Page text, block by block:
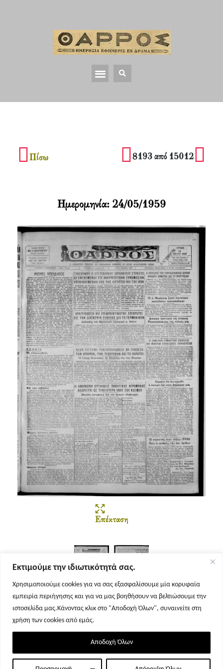
Εκτιμούμε την ιδιωτικότητά σας.
Χρησιμοποιούμε cookies για να σας εξασφαλίσουμε μία κορυφαία
εμπειρία περιήγησης και για να μας βοηθήσουν να βελτιώσουμε την
ιστοσελίδα μας.Κάνοντας κλικ στο "Αποδοχή Όλων", συναινείτε στη
χρήση των cookies από εμάς.
Αποδοχή Όλων
Πίσω 8193 από 15012
Επέκταση
Σελίδα 1 Σελίδα 2
Ημερομηνία: 24/05/1959